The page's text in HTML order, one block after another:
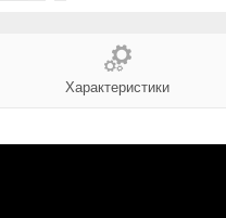
Характеристики